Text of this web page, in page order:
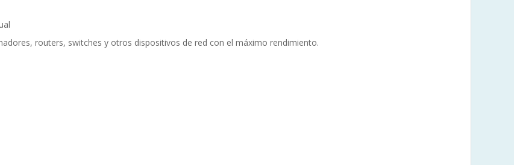
routers, switches y otros dispositivos de red con el máximo rendimiento.